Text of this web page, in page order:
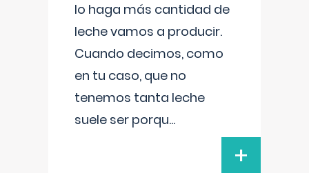
lo haga más cantidad de
leche vamos a producir.
Cuando decimos, como
en tu caso, que no
tenemos tanta leche
suele ser porqu...
+